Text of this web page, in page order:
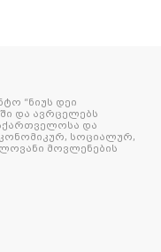
“ნიუს დეი
და ავრცელებს
და
სოციალურ,
მოვლენების